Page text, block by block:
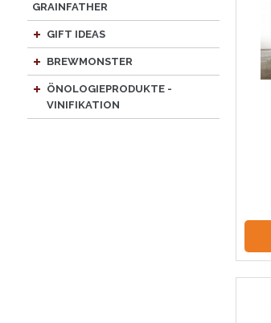
GRAINFATHER
GIFT IDEAS
BREWMONSTER
ÖNOLOGIEPRODUKTE -
VINIFIKATION